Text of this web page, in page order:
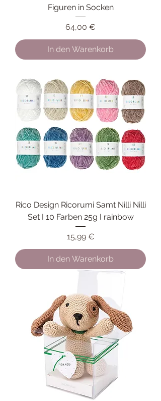
Figuren in Socken
Preis
64,00 €
In den Warenkorb
Rico Design Ricorumi Samt Nilli Nilli
Set I 10 Farben 25g I rainbow
Preis
15,99 €
In den Warenkorb